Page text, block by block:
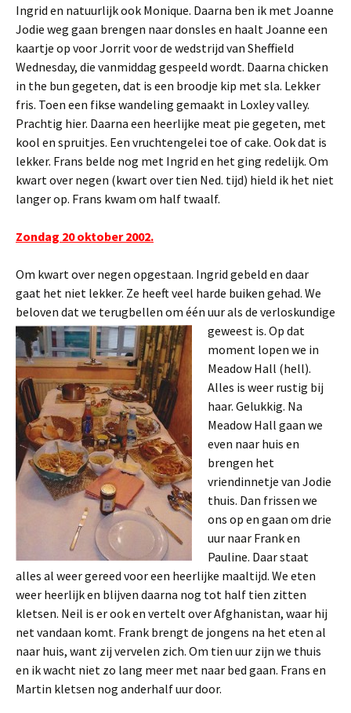
Ingrid en natuurlijk ook Monique. Daarna ben ik met Joanne
Jodie weg gaan brengen naar donsles en haalt Joanne een
kaartje op voor Jorrit voor de wedstrijd van Sheffield
Wednesday, die vanmiddag gespeeld wordt. Daarna chicken
in the bun gegeten, dat is een broodje kip met sla. Lekker
fris. Toen een fikse wandeling gemaakt in Loxley valley.
Prachtig hier. Daarna een heerlijke meat pie gegeten, met
kool en spruitjes. Een vruchtengelei toe of cake. Ook dat is
lekker. Frans belde nog met Ingrid en het ging redelijk. Om
kwart over negen (kwart over tien Ned. tijd) hield ik het niet
langer op. Frans kwam om half twaalf.
Zondag 20 oktober 2002.
Om kwart over negen opgestaan. Ingrid gebeld en daar
gaat het niet lekker. Ze heeft veel harde buiken gehad. We
beloven dat we terugbellen om één uur als de verloskundige
geweest is. Op dat
moment lopen we in
Meadow Hall (hell).
Alles is weer rustig bij
haar. Gelukkig. Na
Meadow Hall gaan we
even naar huis en
brengen het
vriendinnetje van Jodie
thuis. Dan frissen we
ons op en gaan om drie
uur naar Frank en
Pauline. Daar staat
alles al weer gereed voor een heerlijke maaltijd. We eten
weer heerlijk en blijven daarna nog tot half tien zitten
kletsen. Neil is er ook en vertelt over Afghanistan, waar hij
net vandaan komt. Frank brengt de jongens na het eten al
naar huis, want zij vervelen zich. Om tien uur zijn we thuis
en ik wacht niet zo lang meer met naar bed gaan. Frans en
Martin kletsen nog anderhalf uur door.